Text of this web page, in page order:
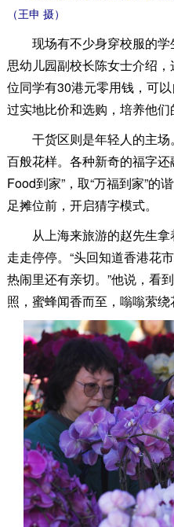
（王申 摄）
现场有不少身穿校服的学
思幼儿园副校长陈女士介绍
位同学有30港元零用钱，可
过实地比价和选购，培养他们
干货区则是年轻人的主场
百般花样。各种新奇的福字
Food到家”，取“万福到家”的
足摊位前，开启猜字模式。
从上海来旅游的赵先生拿
走走停停。“头回知道香港花
热闹里还有亲切。”他说，看
照，蜜蜂闻香而至，嗡嗡萦绕